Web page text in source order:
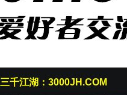
三千江湖：3000JH.COM